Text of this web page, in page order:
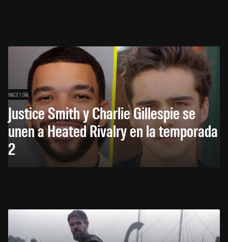
HACE 1 DÍA
Justice Smith y Charlie Gillespie se
unen a Heated Rivalry en la temporada
2